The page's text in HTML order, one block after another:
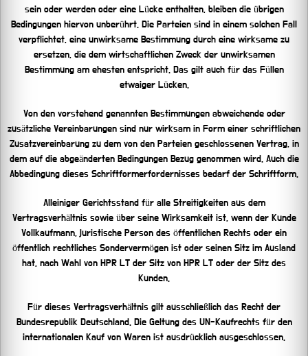
sein oder werden oder eine Lücke enthalten, bleiben die übrigen
Bedingungen hiervon unberührt. Die Parteien sind in einem solchen Fall
verpflichtet, eine unwirksame Bestimmung durch eine wirksame zu
ersetzen, die dem wirtschaftlichen Zweck der unwirksamen
Bestimmung am ehesten entspricht. Das gilt auch für das Füllen
etwaiger Lücken.
Von den vorstehend genannten Bestimmungen abweichende oder
zusätzliche Vereinbarungen sind nur wirksam in Form einer schriftlichen
Zusatzvereinbarung zu dem von den Parteien geschlossenen Vertrag, in
dem auf die abgeänderten Bedingungen Bezug genommen wird. Auch die
Abbedingung dieses Schriftformerfordernisses bedarf der Schriftform.
Alleiniger Gerichtsstand für alle Streitigkeiten aus dem
Vertragsverhältnis sowie über seine Wirksamkeit ist, wenn der Kunde
Vollkaufmann, juristische Person des öffentlichen Rechts oder ein
öffentlich rechtliches Sondervermögen ist oder seinen Sitz im Ausland
hat, nach Wahl von HPR LT der Sitz von HPR LT oder der Sitz des
Kunden.
Für dieses Vertragsverhältnis gilt ausschließlich das Recht der
Bundesrepublik Deutschland. Die Geltung des UN-Kaufrechts für den
internationalen Kauf von Waren ist ausdrücklich ausgeschlossen.